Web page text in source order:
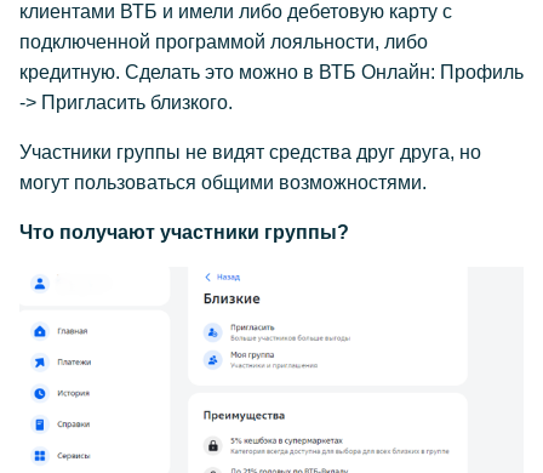
клиентами ВТБ и имели либо дебетовую карту с
подключенной программой лояльности, либо
кредитную. Сделать это можно в ВТБ Онлайн: Профиль
-> Пригласить близкого.
Участники группы не видят средства друг друга, но
могут пользоваться общими возможностями.
Что получают участники группы?